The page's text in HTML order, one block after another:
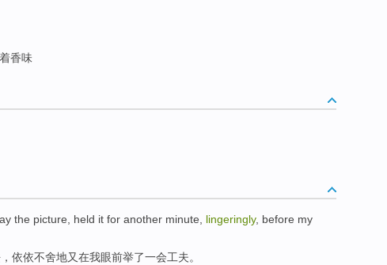
香味
the picture held it for another minute lingeringly, before my
依依不舍地又在我眼前举了一会工夫。